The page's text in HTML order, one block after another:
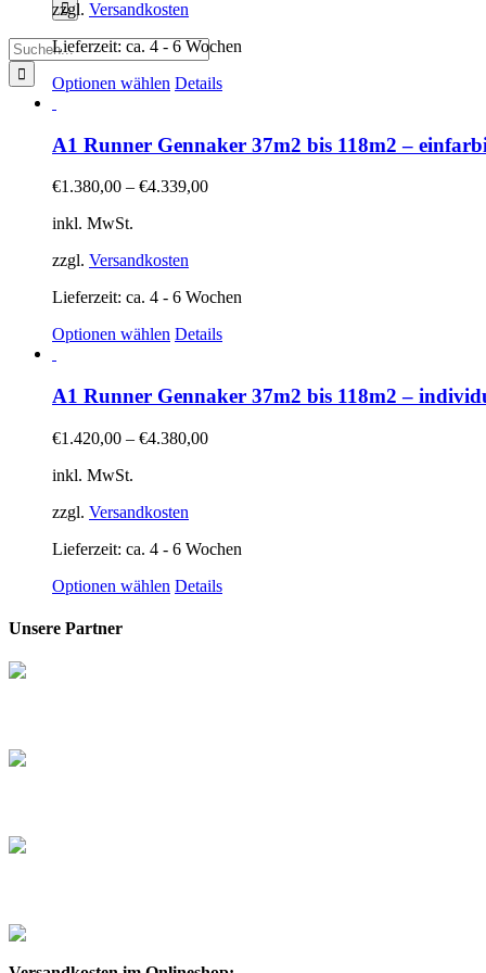
Suche
nach:
zzgl. Versandkosten
Lieferzeit: ca. 4 - 6 Wochen
Optionen wählen Dieses
mehrere
Varianten
auf.
Die
auf
Produktseite
werden
Details
A1 Runner Gennaker 37m2 bis 118m2 –
€1.380,00 – €4.339,00
inkl. MwSt.
zzgl. Versandkosten
Lieferzeit: ca. 4 - 6 Wochen
Optionen wählen Dieses
mehrere
Varianten
auf.
Die
auf
Produktseite
werden
Details
A1 Runner Gennaker 37m2 bis 118m2 –
€1.420,00 – €4.380,00
inkl. MwSt.
zzgl. Versandkosten
Lieferzeit: ca. 4 - 6 Wochen
Optionen wählen Dieses
Details
Unsere Partner